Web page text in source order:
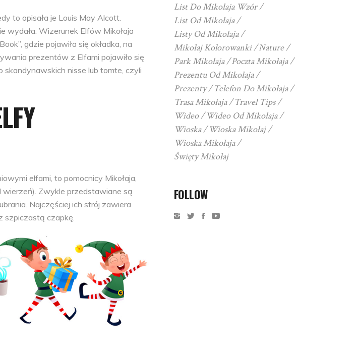
to opisała je Louis May Alcott.
wydała. Wizerunek Elfów Mikołaja
gdzie pojawiła się okładka, na
prezentów z Elfami pojawiło się
skandynawskich nisse lub tomte, czyli
elfami, to pomocnicy Mikołaja,
wierzeń). Zwykle przedstawiane są
Najczęściej ich strój zawiera
szpiczastą czapkę.
List Do Mikołaja Wzór
List Od Mikołaja
Listy Od Mikołaja
Mikołaj Kolorowanki
Nature
Park Mikołaja
Poczta Mikołaja
Prezentu Od Mikołaja
Prezenty
Telefon Do Mikołaja
Trasa Mikołaja
Travel Tips
Wideo
Wideo Od Mikołaja
Wioska
Wioska Mikołaj
Wioska Mikołaja
Święty Mikołaj
FOLLOW